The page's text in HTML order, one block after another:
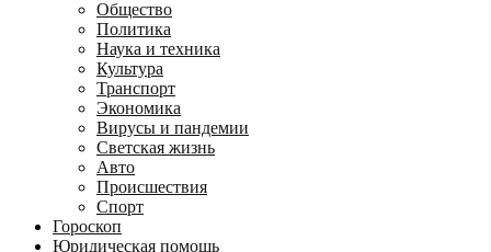
Общество
Политика
Наука и техника
Культура
Транспорт
Экономика
Вирусы и пандемии
Светская жизнь
Авто
Происшествия
Спорт
Гороскоп
Юридическая помощь